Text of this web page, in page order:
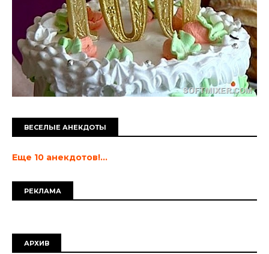
ВЕСЕЛЫЕ АНЕКДОТЫ
Еще 10 анекдотов!...
РЕКЛАМА
АРХИВ